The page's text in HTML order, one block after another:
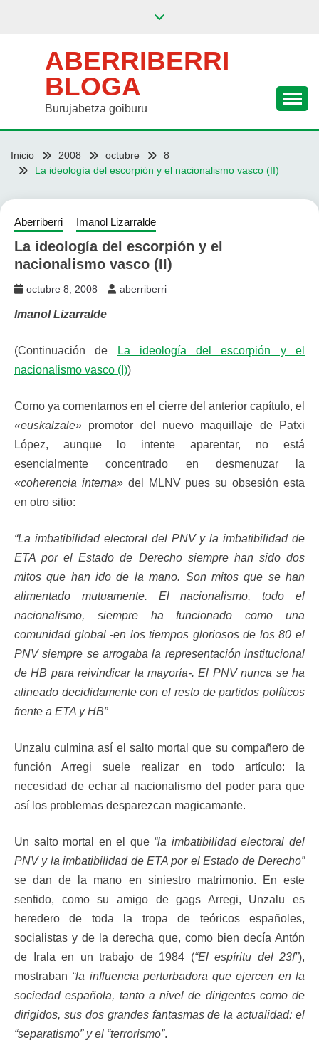
ABERRIBERRI
BLOGA
Burujabetza goiburu
Inicio 2008 octubre
8
La ideología del escorpión y el nacionalismo vasco (II)
Aberriberri Imanol Lizarralde
La ideología del escorpión y el
nacionalismo vasco (II)
octubre 8, 2008 aberriberri
Imanol Lizarralde
(Continuación de
La ideología del escorpión y el
nacionalismo vasco (I))
Como ya comentamos en el cierre del anterior capítulo, el
«euskalzale» promotor del nuevo maquillaje de Patxi
López, aunque lo intente aparentar, no está
esencialmente concentrado en desmenuzar la
«coherencia interna»del MLNV pues su obsesión esta
en otro sitio:
“La imbatibilidad electoral del PNV y la imbatibilidad de
ETA por el Estado de Derecho siempre han sido dos
mitos que han ido de la mano. Son mitos que se han
alimentado mutuamente. El nacionalismo, todo el
nacionalismo, siempre ha funcionado como una
comunidad global -en los tiempos gloriosos de los 80 el
PNV siempre se arrogaba la representación institucional
de HB para reivindicar la mayoría-. El PNV nunca se ha
alineado decididamente con el resto de partidos políticos
frente a ETA y HB”
Unzalu culmina así el salto mortal que su compañero de
función Arregi suele realizar en todo artículo: la
necesidad de echar al nacionalismo del poder para que
así los problemas desparezcan magicamante.
Un salto mortal en el que “la imbatibilidad electoral del
PNV y la imbatibilidad de ETA por el Estado de Derecho”
se dan de la mano en siniestro matrimonio. En este
sentido, como su amigo de gags Arregi, Unzalu es
heredero de toda la tropa de teóricos españoles,
socialistas y de la derecha que, como bien decía Antón
de Irala en un trabajo de 1984 (“El espíritu del 23f”),
mostraban “la influencia perturbadora que ejercen en la
sociedad española, tanto a nivel de dirigentes como de
dirigidos, sus dos grandes fantasmas de la actualidad: el
“separatismo” y el “terrorismo”.